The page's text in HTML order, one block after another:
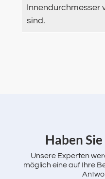
Innendurchmesser
sind.
‌Haben
Unsere Experten
möglich eine auf Ihre